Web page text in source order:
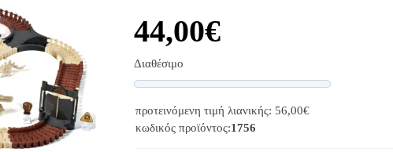
44,00€
Διαθέσιμο
προτεινόμενη τιμή λιανικής: 56,00€
κωδικός προϊόντος:1756